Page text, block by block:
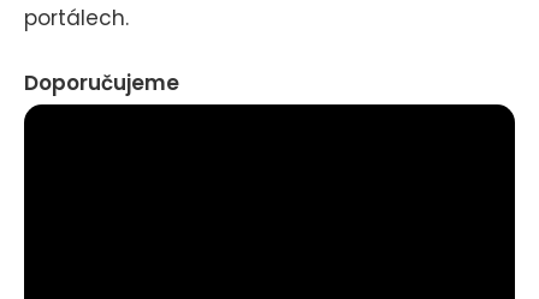
portálech.
Doporučujeme